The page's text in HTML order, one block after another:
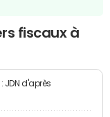
fiscaux à
JDN d'après